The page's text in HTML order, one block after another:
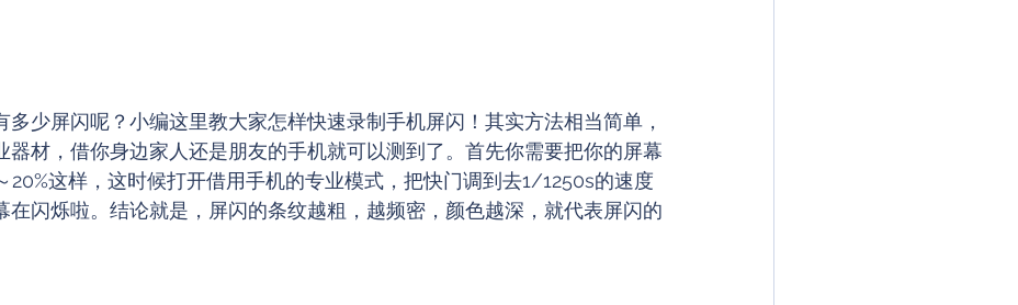
多少屏闪呢？小编这里教大家怎样快速录制手机屏闪！其实方法相当简单，
器材，借你身边家人还是朋友的手机就可以测到了。首先你需要把你的屏幕
20%这样，这时候打开借用手机的专业模式，把快门调到去1/1250s的速度
在闪烁啦。结论就是，屏闪的条纹越粗，越频密，颜色越深，就代表屏闪的